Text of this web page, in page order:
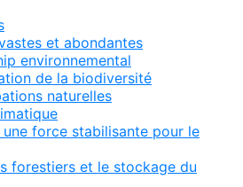
et abondantes
environnemental
de la biodiversité
naturelles
force stabilisante pour le
forestiers et le stockage du